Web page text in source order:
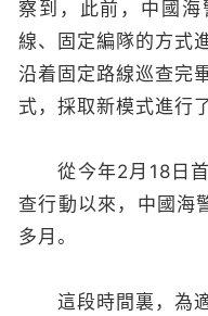
察到，此前，中國
線、固定編隊的方式
沿着固定路線巡查完
式，採取新模式進行
從今年2月18日首
查行動以來，中國海
多月。
這段時間裏，為適